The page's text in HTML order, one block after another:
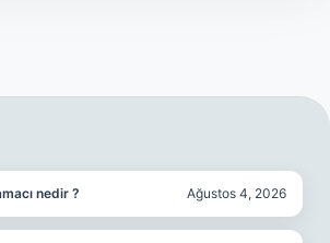
nedir ? Ağustos 4, 2026